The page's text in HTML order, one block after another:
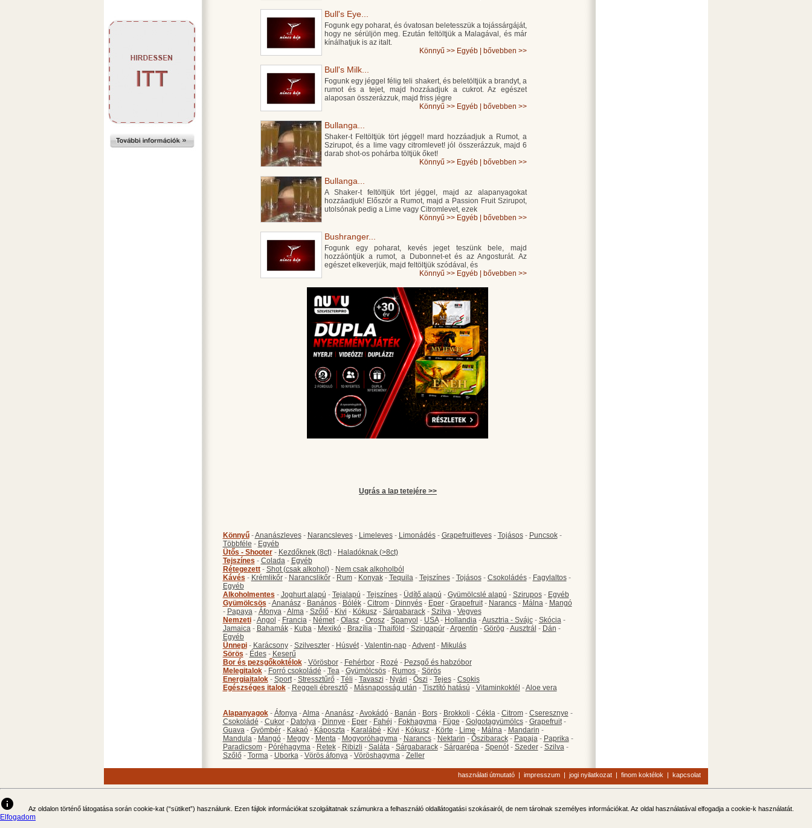
Bull's Eye...
Fogunk egy poharat, és óvatosan beletesszük a tojássárgáját,
hogy ne sérüljön meg. Ezután feltöltjük a Malagával, és már
kínálhatjuk is az italt.
Könnyű >> Egyéb bővebben >>
Bull's Milk...
Fogunk egy jéggel félig teli shakert, és beletöltjük a brandyt, a
rumot és a tejet, majd hozzáadjuk a cukrot. Az egészet
alaposan összerázzuk, majd friss jégre
Könnyű >> Egyéb bővebben >>
Bullanga...
Shaker-t Feltöltjük tört jéggel! mard hozzáadjuk a Rumot, a
Szirupot, és a lime vagy citromlevet! jól összerázzuk, majd 6
darab shot-os pohárba töltjük őket!
Könnyű >> Egyéb bővebben >>
Bullanga...
A Shaker-t feltöltjük tört jéggel, majd az alapanyagokat
hozzáadjuk! Először a Rumot, majd a Passion Fruit Szirupot,
utolsónak pedig a Lime vagy Citromlevet, ezek
Könnyű >> Egyéb bővebben >>
Bushranger...
Fogunk egy poharat, kevés jeget teszünk bele, majd
hozzáöntjük a rumot, a Dubonnet-et és az Angosturát. Az
egészet elkeverjük, majd feltöltjük szódával, és
Könnyű >> Egyéb bővebben >>
Ugrás a lap tetejére >>
Könnyű-Ananászleves- Narancsleves- Limeleves- Limonádés- Grapefruitleves- Tojásos- Puncsok-
Többféle - Egyéb
Ütős - Shooter- Kezdőknek (8ct)- Haladóknak (>8ct)
Tejszínes - Colada- Egyéb
Rétegezett- Shot (csak alkohol)- Nem csak alkoholból
Kávés - Krémlikőr- Narancslikőr- Rum- Konyak- Tequila- Tejszínes- Tojásos- Csokoládés- Fagylaltos-
Egyéb
Alkoholmentes - Joghurt alapú - Tejalapú - Tejszínes- Üdítő alapú - Gyümölcslé alapú - Szirupos- Egyéb
Gyümölcsös -Ananász- Banános- Bólék- Citrom- Dinnyés- Eper- Grapefruit- Narancs- Málna- Mangó
- Papaya- Áfonya-Alma- Szőlő- Kivi - Kókusz- Sárgabarack- Szilva- Vegyes
Nemzeti-Angol - Francia- Német- Olasz- Orosz- Spanyol - USA- Hollandia-Ausztria - Svájc- Skócia-
Jamaica- Bahamák- Kuba- Mexikó- Brazília- Thaiföld - Szingapúr-Argentín - Görög -Ausztrál - Dán -
Egyéb
Ünnepi- Karácsony- Szilveszter- Húsvét- Valentin-nap-Advent- Mikulás
Sörös - Édes- Keserű
Bor és pezsgőkoktélok- Vörösbor- Fehérbor- Rozé - Pezsgő és habzóbor
Melegitalok- Forró csokoládé - Tea- Gyümölcsös- Rumos- Sörös
Energiaitalok- Sport- Stressztűrő- Téli - Tavaszi - Nyári - Őszi - Tejes- Csokis
Egészséges italok- Reggeli ébresztő- Másnaposság után - Tisztító hatású - Vitaminkoktél -Aloe vera
Alapanyagok- Áfonya-Alma-Ananász-Avokádó- Banán - Bors- Brokkoli - Cékla- Citrom- Cseresznye -
Csokoládé - Cukor- Datolya- Dinnye - Eper- Fahéj - Fokhagyma- Füge - Golgotagyümölcs- Grapefruit-
Guava- Gyömbér- Kakaó- Káposzta- Karalábé - Kivi - Kókusz- Körte - Lime - Málna- Mandarin -
Mandula- Mangó- Meggy- Menta- Mogyoróhagyma- Narancs- Nektarin - Őszibarack- Papaja- Paprika-
Paradicsom- Póréhagyma- Retek- Ribizli - Saláta- Sárgabarack- Sárgarépa- Spenót- Szeder- Szilva-
Szőlő- Torma- Uborka- Vörös áfonya- Vöröshagyma- Zeller
használati útmutató | impresszum | jogi nyilatkozat | finom koktélok | kapcsolat
info Az oldalon történő látogatása során cookie-kat (“sütiket”) használunk. Ezen fájlok információkat szolgáltatnak számunkra a felhasználó oldallátogatási szokásairól, de nem tárolnak személyes információkat. Az oldal használatával elfogadja a cookie-k használatát.
Elfogadom